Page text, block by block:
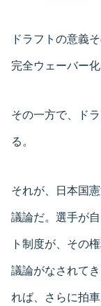
ドラフトの意義
完全ウェーバー
その一方で、ド
る。
それが、日本国
議論だ。選手が
ト制度が、その
議論がなされて
れば、さらに拍